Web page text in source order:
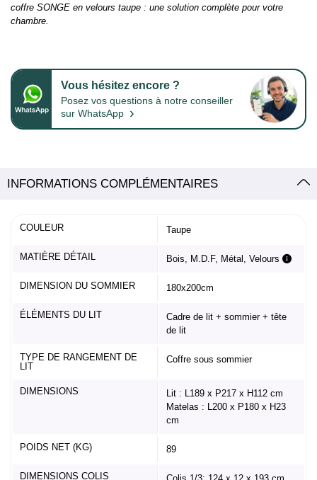
coffre SONGE en velours taupe : une solution complète pour votre
chambre.
Vous hésitez encore ?
Posez vos questions à notre conseiller
sur WhatsApp ›
INFORMATIONS COMPLÉMENTAIRES
COULEUR Taupe
MATIÈRE DÉTAIL Bois, M.D.F, Métal, Velours
DIMENSION DU SOMMIER 180x200cm
ÉLÉMENTS DU LIT
Cadre de lit + sommier + tête
de lit
TYPE DE RANGEMENT DE
LIT
Coffre sous sommier
DIMENSIONS
Lit : L189 x P217 x H112 cm
Matelas : L200 x P180 x H23
cm
POIDS NET (KG) 89
DIMENSIONS COLIS